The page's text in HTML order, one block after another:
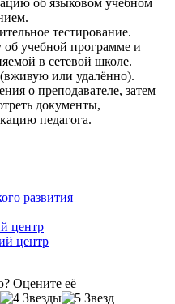
тестирование.
об учебной программе и
в сетевой школе.
или удалённо).
о преподавателе, затем
документы,
педагога.
развития
центр
центр
Оцените её